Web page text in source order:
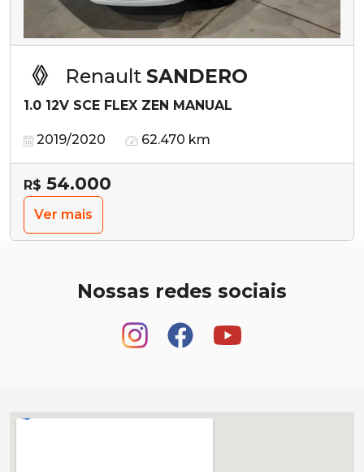
Renault SANDERO
1.0 12V SCE FLEX ZEN MANUAL
2019/2020 62.470 km
R$ 54.000
Ver mais
Nossas redes sociais